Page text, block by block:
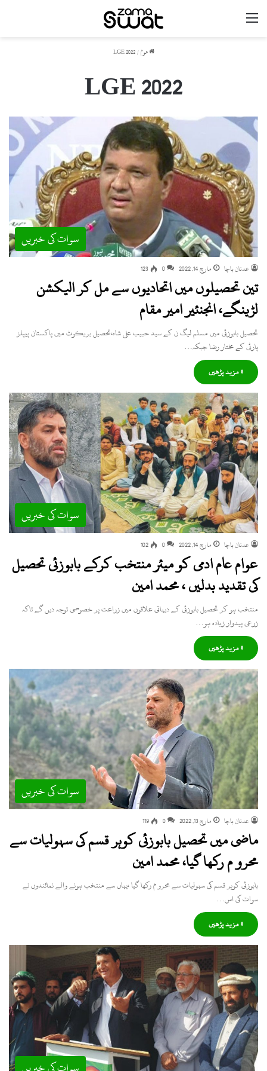
ھوم /
LGE 2022
LGE 2022
سوات کی خبریں
عدنان باچا مارچ 14, 2022 0
123
تین تحصیلوں میں اتحادیوں سے مل کر الیکشن
لڑینگے، انجنئیر امیر مقام
تحصیل بابوزئی میں مسلم لیگ ن کے سید حبیب علی شاہ،تحصیل بریکوٹ میں پاکستان پیپلز
پارٹی کے مختار رضا جبکہ…
» مزید پڑھیں
سوات کی خبریں
عدنان باچا مارچ 14, 2022 0
102
عوام عام ادمی کو میئر منتخب کرکے بابوزئی تحصیل
کی تقدید بدلیں ، محمد امین
منتخب ہو کر تحصیل بابوزئی کے دیہاتی علاقوں میں زراعت پر خصوصی توجہ دیں گے تاکہ
زرعی پیدوار زیادہ ہو…
» مزید پڑھیں
سوات کی خبریں
عدنان باچا مارچ 13, 2022 0
119
ماضی میں تحصیل بابوزئی کوہر قسم کی سہولیات سے
محرو م رکھا گیا، محمد امین
بابوزئی کوہر قسم کی سہولیات سے محرو م رکھا گیا ،یہاں سے منتخب ہونے والے نمائندوں نے
سوات کی اس…
» مزید پڑھیں